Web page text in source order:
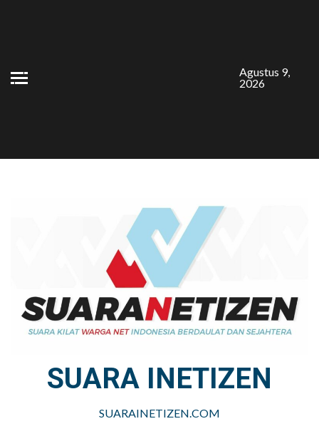
Agustus 9,
2026
SUARA INETIZEN
SUARAINETIZEN.COM